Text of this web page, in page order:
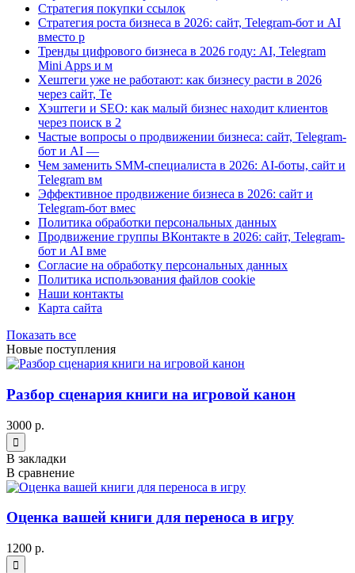
Стратегия покупки ссылок
Стратегия роста бизнеса в 2026: сайт, Telegram-бот и AI
вместо р
Тренды цифрового бизнеса в 2026 году: AI, Telegram
Mini Apps и м
Хештеги уже не работают: как бизнесу расти в 2026
через сайт, Te
Хэштеги и SEO: как малый бизнес находит клиентов
через поиск в 2
Частые вопросы о продвижении бизнеса: сайт, Telegram-
бот и AI —
Чем заменить SMM-специалиста в 2026: AI-боты, сайт и
Telegram вм
Эффективное продвижение бизнеса в 2026: сайт и
Telegram-бот вмес
Политика обработки персональных данных
Продвижение группы ВКонтакте в 2026: сайт, Telegram-
бот и AI вме
Согласие на обработку персональных данных
Политика использования файлов cookie
Наши контакты
Карта сайта
Показать все
Новые поступления
Разбор сценария книги на игровой канон
3000 р.
В закладки
В сравнение
Оценка вашей книги для переноса в игру
1200 р.